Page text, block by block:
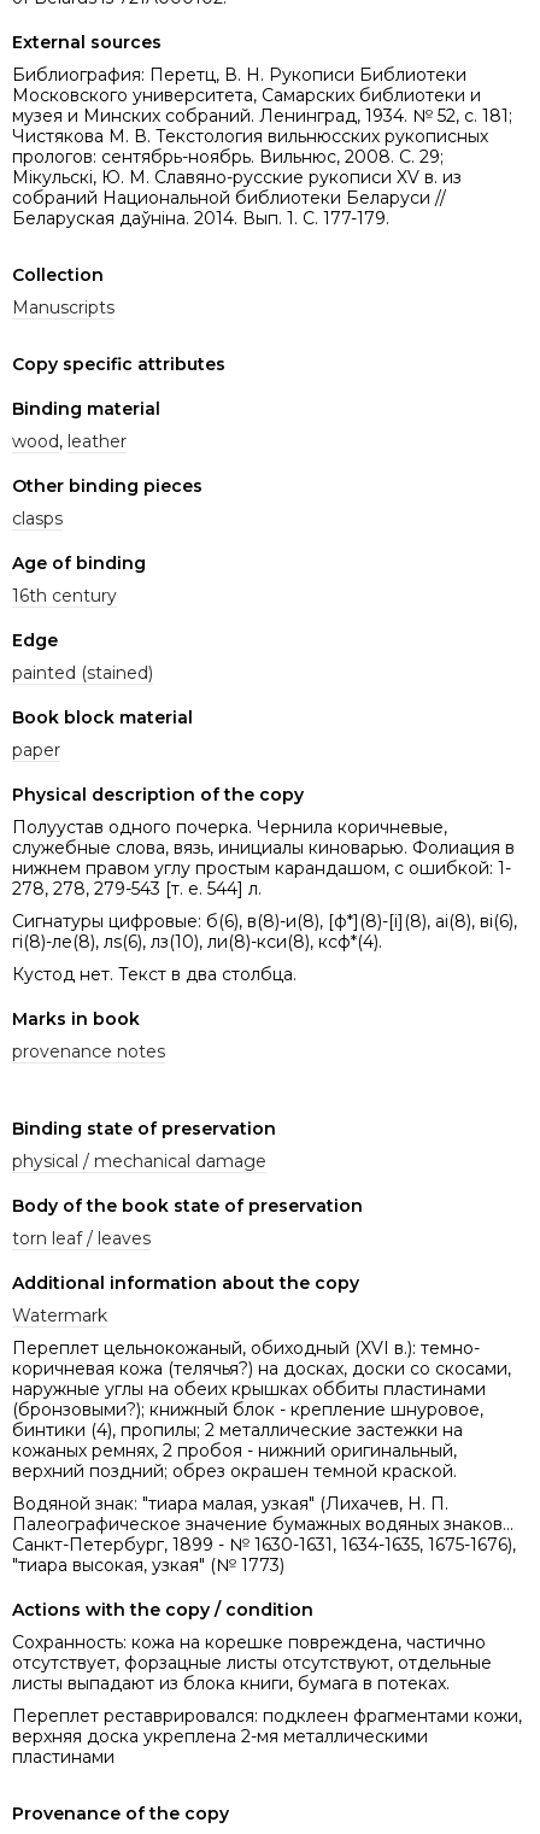
External sources
Библиография: Перетц, В. Н. Рукописи Библиотеки
Московского университета, Самарских библиотеки и
музея и Минских собраний. Ленинград, 1934. № 52, с. 181;
Чистякова М. В. Текстология вильнюсских рукописных
прологов: сентябрь-ноябрь. Вильнюс, 2008. С. 29;
Мікульскі, Ю. М. Славяно-русские рукописи XV в. из
собраний Национальной библиотеки Беларуси //
Беларуская даўніна. 2014. Вып. 1. С. 177-179.
Collection
Manuscripts
Copy specific attributes
Binding material
wood, leather
Other binding pieces
clasps
Age of binding
16th century
Edge
painted (stained)
Book block material
paper
Physical description of the copy
Полуустав одного почерка. Чернила коричневые,
служебные слова, вязь, инициалы киноварью. Фолиация в
нижнем правом углу простым карандашом, с ошибкой: 1-
278, 278, 279-543 [т. е. 544] л.
Сигнатуры цифровые: б(6), в(8)-и(8), [ф*](8)-[і](8), аі(8), ві(6),
гі(8)-ле(8), лs(6), лз(10), ли(8)-кси(8), ксф*(4).
Кустод нет. Текст в два столбца.
Marks in book
provenance notes
Binding state of preservation
physical / mechanical damage
Body of the book state of preservation
torn leaf / leaves
Additional information about the copy
Watermark
Переплет цельнокожаный, обиходный (XVI в.): темно-
коричневая кожа (телячья?) на досках, доски со скосами,
наружные углы на обеих крышках оббиты пластинами
(бронзовыми?); книжный блок - крепление шнуровое,
бинтики (4), пропилы; 2 металлические застежки на
кожаных ремнях, 2 пробоя - нижний оригинальный,
верхний поздний; обрез окрашен темной краской.
Водяной знак: "тиара малая, узкая" (Лихачев, Н. П.
Палеографическое значение бумажных водяных знаков...
Санкт-Петербург, 1899 - № 1630-1631, 1634-1635, 1675-1676),
"тиара высокая, узкая" (№ 1773)
Actions with the copy / condition
Сохранность: кожа на корешке повреждена, частично
отсутствует, форзацные листы отсутствуют, отдельные
листы выпадают из блока книги, бумага в потеках.
Переплет реставрировался: подклеен фрагментами кожи,
верхняя доска укреплена 2-мя металлическими
пластинами
Provenance of the copy